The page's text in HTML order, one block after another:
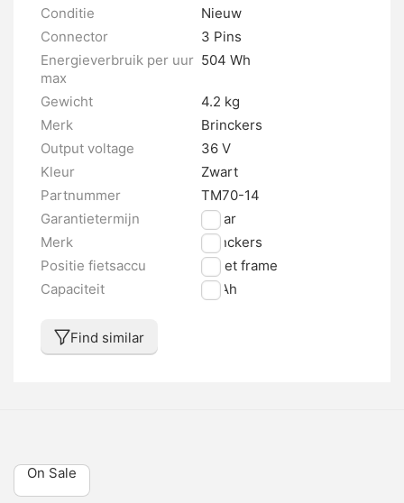
Conditie
Nieuw
Connector
3 Pins
Energieverbruik per uur
max
504 Wh
Gewicht
4.2 kg
Merk
Brinckers
Output voltage
36 V
Kleur
Zwart
Partnummer
TM70-14
Garantietermijn
2 jaar
Merk
Brinckers
Positie fietsaccu
In het frame
Capaciteit
14 Ah
Find similar
On Sale